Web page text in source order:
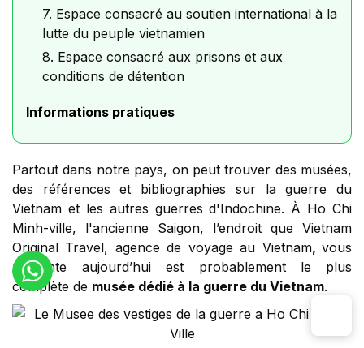
7. Espace consacré au soutien international à la
lutte du peuple vietnamien
8. Espace consacré aux prisons et aux
conditions de détention
Informations pratiques
Partout dans notre pays, on peut trouver des musées,
des références et bibliographies sur la guerre du
Vietnam et les autres guerres d'Indochine. À Ho Chi
Minh-ville, l'ancienne Saigon, l’endroit que Vietnam
Original Travel, agence de voyage au Vietnam,vous
présente aujourd’hui est probablement le
plus
complète de musée dédié à la guerre du Vietnam.